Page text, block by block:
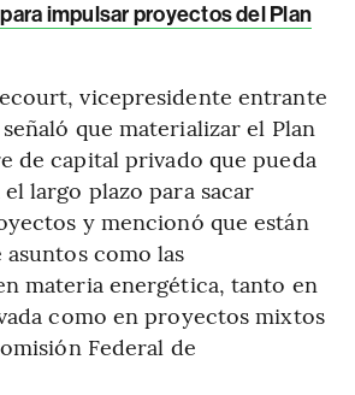
impulsar proyectos del Plan
vicepresidente entrante
que materializar el Plan
de capital privado que pueda
largo plazo para sacar
y mencionó que están
como las
materia energética, tanto en
como en proyectos mixtos
Federal de